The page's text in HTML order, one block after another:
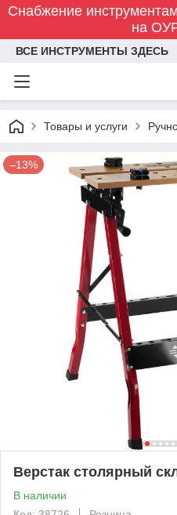
Снабжение
на
ВСЕ ИНСТРУМЕНТЫ ЗДЕСЬ
Товары и услуги
–13%
Верстак столярный
В наличии